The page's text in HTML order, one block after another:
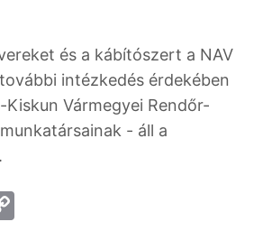
és a kábítószert a NAV
intézkedés érdekében
Vármegyei Rendőr-
- áll a